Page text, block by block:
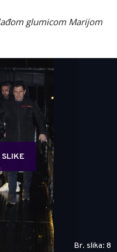
glumicom Marijom
Br. slika: 8